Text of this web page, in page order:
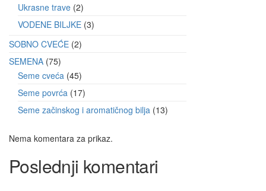
Ukrasne trave 2
VODENE BILJKE 3
SOBNO CVEĆE 2
SEMENA 75
Seme cveća 45
Seme povrća 17
Seme začinskog i aromatičnog bilja 13
Nema komentara za prikaz.
Poslednji komentari